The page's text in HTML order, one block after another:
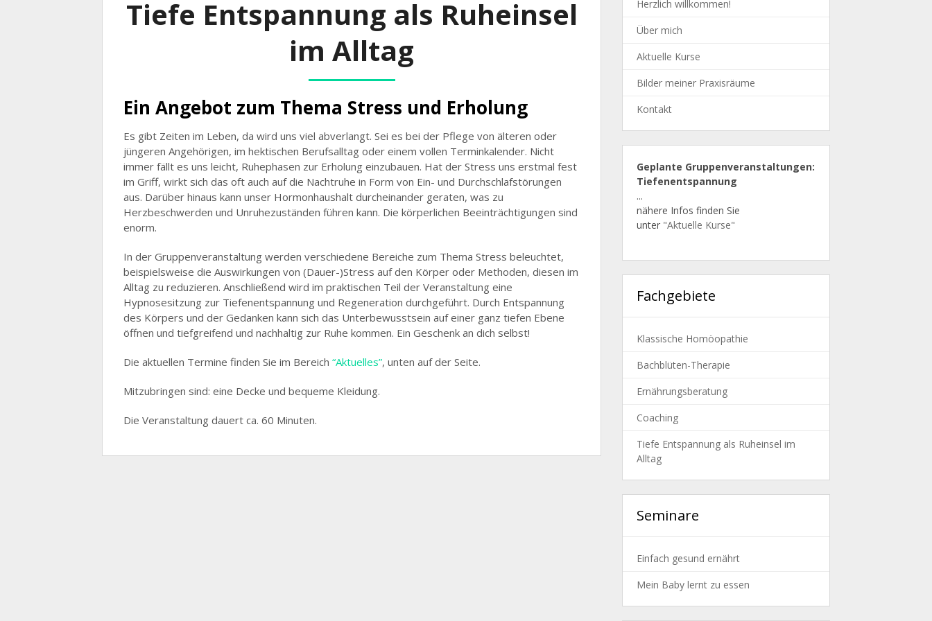
Homöopathie
Tiefe Entspannung als Ruheinsel
im Alltag
Ein Angebot zum Thema Stress und Erholung
Es gibt Zeiten im Leben, da wird uns viel abverlangt. Sei es bei der Pflege von älteren oder
jüngeren Angehörigen, im hektischen Berufsalltag oder einem vollen Terminkalender. Nicht
immer fällt es uns leicht, Ruhephasen zur Erholung einzubauen. Hat der Stress uns erstmal fest
im Griff, wirkt sich das oft auch auf die Nachtruhe in Form von Ein- und Durchschlafstörungen
aus. Darüber hinaus kann unser Hormonhaushalt durcheinander geraten, was zu
Herzbeschwerden und Unruhezuständen führen kann. Die körperlichen Beeinträchtigungen sind
enorm.
In der Gruppenveranstaltung werden verschiedene Bereiche zum Thema Stress beleuchtet,
beispielsweise die Auswirkungen von (Dauer-)Stress auf den Körper oder Methoden, diesen im
Alltag zu reduzieren. Anschließend wird im praktischen Teil der Veranstaltung eine
Hypnosesitzung zur Tiefenentspannung und Regeneration durchgeführt. Durch Entspannung
des Körpers und der Gedanken kann sich das Unterbewusstsein auf einer ganz tiefen Ebene
öffnen und tiefgreifend und nachhaltig zur Ruhe kommen. Ein Geschenk an dich selbst!
Die aktuellen Termine finden Sie im Bereich “Aktuelles”, unten auf der Seite.
Mitzubringen sind: eine Decke und bequeme Kleidung.
Die Veranstaltung dauert ca. 60 Minuten.
Herzlich willkommen!
Über mich
Aktuelle Kurse
Bilder meiner Praxisräume
Kontakt
Geplante Gruppenveranstaltungen:
Tiefenentspannung
...
nähere Infos finden Sie
unter "Aktuelle Kurse"
Fachgebiete
Klassische Homöopathie
Bachblüten-Therapie
Ernährungsberatung
Coaching
Tiefe Entspannung als Ruheinsel im
Alltag
Seminare
Einfach gesund ernährt
Mein Baby lernt zu essen